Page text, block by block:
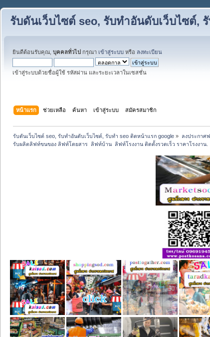
รับดันเว็บไซต์ seo, รับทำอันดับเว็บไซต์,
ยินดีต้อนรับคุณ, บุคคลทั่วไป กรุณา เข้าสู่ระบบ หรือ ลงทะเบียน
เข้าสู่ระบบด้วยชื่อผู้ใช้ รหัสผ่าน และระยะเวลาในเซสชั่น
หน้าแรก ช่วยเหลือ ค้นหา เข้าสู่ระบบ สมัครสมาชิก
รับดันเว็บไซต์ seo, รับทำอันดับเว็บไซต์, รับทำ seo ติดหน้าแรก google » ลงประกาศ
รับผลิตลิฟท์ขนของ ลิฟท์โดยสาร  ลิฟท์บ้าน  ลิฟท์โรงงาน ติดตั้งรวดเร็ว ราคาโรงงาน.